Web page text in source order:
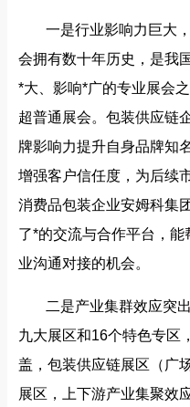
一是行业影响力巨大
会拥有数十年历史，是我
*大、影响*广的专业展会
超普通展会。包装供应链
牌影响力提升自身品牌知
增强客户信任度，为后续
消费品包装企业安姆科集
了*的交流与合作平台，
业沟通对接的机会。
二是产业集群效应突
九大展区和16个特色专区
盖，包装供应链展区（广
展区，上下游产业集聚效